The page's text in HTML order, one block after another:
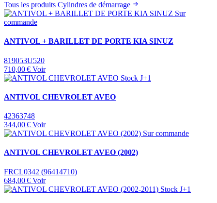
Tous les produits Cylindres de démarrage
Sur
commande
ANTIVOL + BARILLET DE PORTE KIA SINUZ
819053U520
710,00 € Voir
Stock J+1
ANTIVOL CHEVROLET AVEO
42363748
344,00 € Voir
Sur commande
ANTIVOL CHEVROLET AVEO (2002)
FRCL0342 (96414710)
684,00 € Voir
Stock J+1